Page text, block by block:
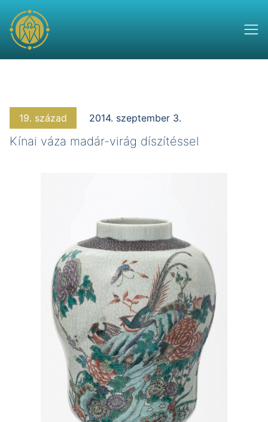
19. század 2014. szeptember 3.
Kínai váza madár-virág díszítéssel